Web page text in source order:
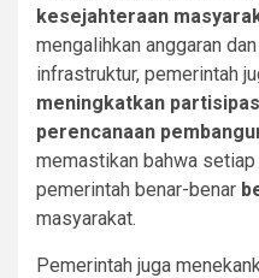
kesejahteraan
mengalihkan anggaran
infrastruktur, pemerintah
meningkatkan
perencanaan
memastikan bahwa
pemerintah benar-benar
masyarakat.
Pemerintah juga